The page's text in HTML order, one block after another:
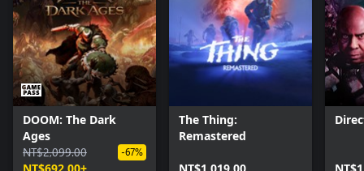
DOOM: The Dark
Ages
NT$2,099.00
-67%
The Thing:
Remastered